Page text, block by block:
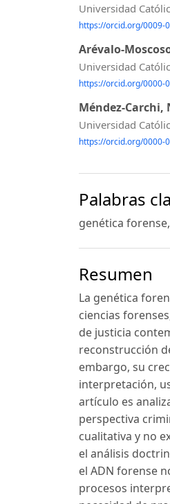
Universidad
https://orcid.org/0009-
Arévalo-
Universidad
https://orcid.org/0000-
Méndez-Carchi,
Universidad
https://orcid.org/0000-
Palabras
genética
Resumen
La genética
ciencias
de justicia
reconstrucción
embargo, su
interpretación,
artículo es
perspectiva
cualitativa y no
el análisis
el ADN forense
procesos